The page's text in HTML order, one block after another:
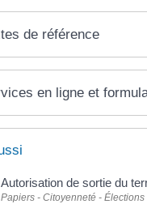
de référence
en ligne et
Autorisation de sortie du
Papiers - Citoyenneté - Élections